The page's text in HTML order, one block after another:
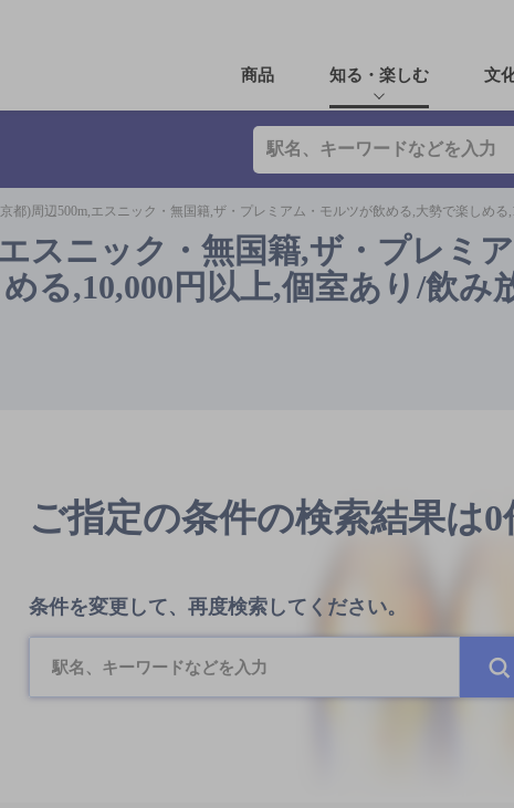
商品 知る・楽しむ 文
都)周辺500m,エスニック・無国籍,ザ・プレミアム・モルツが飲める,大勢で楽しめ
スニック・無国籍,ザ・プレミ
る,10,000円以上,個室あり/飲み
ご指定の条件の検索結果は0
条件を変更して、再度検索してください。